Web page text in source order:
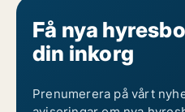
Få nya
din inkorg
Prenumerera på vårt